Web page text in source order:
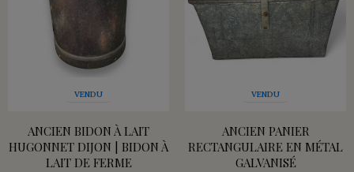
VENDU
ANCIEN BIDON À LAIT
HUGONNET DIJON | BIDON À
LAIT DE FERME
VENDU
ANCIEN PANIER
RECTANGULAIRE EN MÉTAL
GALVANISÉ